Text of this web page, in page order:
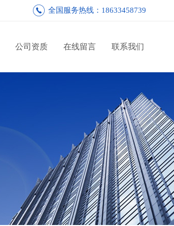
全国服务热线：18633458739
公司资质 在线留言 联系我们